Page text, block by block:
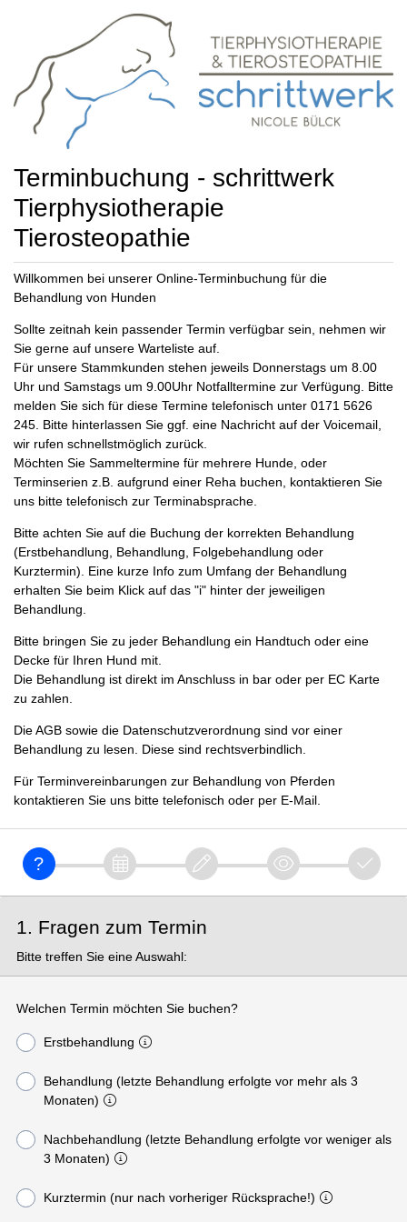
Terminbuchung - schrittwerk
Tierphysiotherapie
Tierosteopathie
Willkommen bei unserer Online-Terminbuchung für die
Behandlung von Hunden
Sollte zeitnah kein passender Termin verfügbar sein, nehmen wir
Sie gerne auf unsere Warteliste auf.
Für unsere Stammkunden stehen jeweils Donnerstags um 8.00
Uhr und Samstags um 9.00Uhr Notfalltermine zur Verfügung. Bitte
melden Sie sich für diese Termine telefonisch unter 0171 5626
245. Bitte hinterlassen Sie ggf. eine Nachricht auf der Voicemail,
wir rufen schnellstmöglich zurück.
Möchten Sie Sammeltermine für mehrere Hunde, oder
Terminserien z.B. aufgrund einer Reha buchen, kontaktieren Sie
uns bitte telefonisch zur Terminabsprache.
Bitte achten Sie auf die Buchung der korrekten Behandlung
(Erstbehandlung, Behandlung, Folgebehandlung oder
Kurztermin). Eine kurze Info zum Umfang der Behandlung
erhalten Sie beim Klick auf das "i" hinter der jeweiligen
Behandlung.
Bitte bringen Sie zu jeder Behandlung ein Handtuch oder eine
Decke für Ihren Hund mit.
Die Behandlung ist direkt im Anschluss in bar oder per EC Karte
zu zahlen.
Die AGB sowie die Datenschutzverordnung sind vor einer
Behandlung zu lesen. Diese sind rechtsverbindlich.
Für Terminvereinbarungen zur Behandlung von Pferden
kontaktieren Sie uns bitte telefonisch oder per E-Mail.
1. Fragen zum Termin
Bitte treffen Sie eine Auswahl:
Welchen Termin möchten Sie buchen?
Erstbehandlung
Behandlung (letzte Behandlung erfolgte vor mehr als 3
Monaten)
Nachbehandlung (letzte Behandlung erfolgte vor weniger als
3 Monaten)
Kurztermin (nur nach vorheriger Rücksprache!)